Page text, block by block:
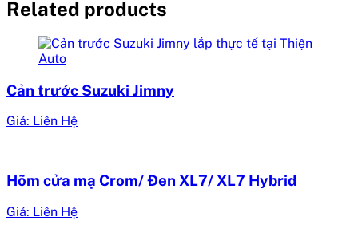
Related products
Cản trước Suzuki Jimny
Giá: Liên Hệ
Hõm cửa mạ Crom/ Đen XL7/ XL7 Hybrid
Giá: Liên Hệ